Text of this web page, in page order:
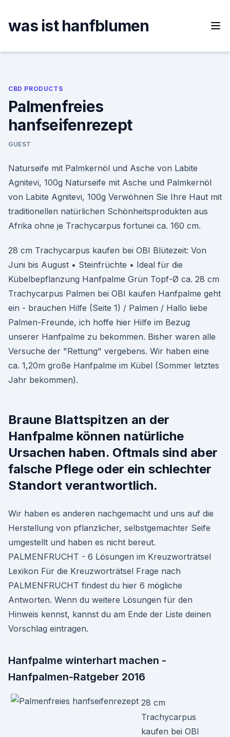
content
was ist hanfblumen
CBD PRODUCTS
Palmenfreies
hanfseifenrezept
GUEST
Naturseife mit Palmkernöl und Asche von Labite
Agnitevi, 100g Naturseife mit Asche und Palmkernöl
von Labite Agnitevi, 100g Verwöhnen Sie Ihre Haut mit
traditionellen natürlichen Schönheitsprodukten aus
Afrika ohne je Trachycarpus fortunei ca. 160 cm.
28 cm Trachycarpus kaufen bei OBI Blütezeit: Von
Juni bis August • Steinfrüchte • Ideal für die
Kübelbepflanzung Hanfpalme Grün Topf-Ø ca. 28 cm
Trachycarpus Palmen bei OBI kaufen Hanfpalme geht
ein - brauchen Hilfe (Seite 1) / Palmen / Hallo liebe
Palmen-Freunde, ich hoffe hier Hilfe im Bezug
unserer Hanfpalme zu bekommen. Bisher waren alle
Versuche der "Rettung" vergebens. Wir haben eine
ca. 1,20m große Hanfpalme im Kübel (Sommer letztes
Jahr bekommen).
Braune Blattspitzen an der
Hanfpalme können natürliche
Ursachen haben. Oftmals sind aber
falsche Pflege oder ein schlechter
Standort verantwortlich.
Wir haben es anderen nachgemacht und uns auf die
Herstellung von pflanzlicher, selbstgemachter Seife
umgestellt und haben es nicht bereut.
PALMENFRUCHT - 6 Lösungen im Kreuzworträtsel
Lexikon Für die Kreuzworträtsel Frage nach
PALMENFRUCHT findest du hier 6 mögliche
Antworten. Wenn du weitere Lösungen für den
Hinweis kennst, kannst du am Ende der Liste deinen
Vorschlag eintragen.
Hanfpalme winterhart machen -
Hanfpalmen-Ratgeber 2016
28 cm
Trachycarpus
kaufen bei OBI